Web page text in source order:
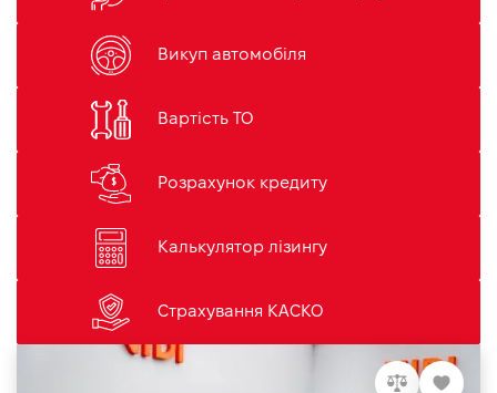
Викуп автомобіля
Вартість ТО
Розрахунок кредиту
Калькулятор лізингу
Страхування КАСКО